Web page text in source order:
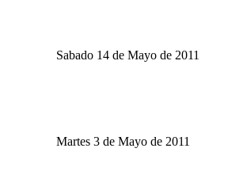
Sabado 14 de Mayo de 2011
Martes 3 de Mayo de 2011